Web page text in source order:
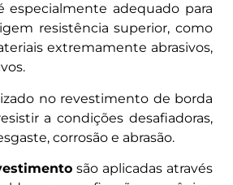
especialmente adequado para
resistência superior, como
extremamente abrasivos,
no revestimento de borda
a condições desafiadoras,
corrosão e abrasão.
são aplicadas através